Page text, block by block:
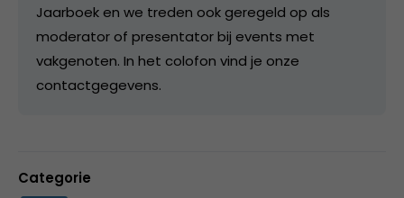
Jaarboek en we treden ook geregeld op als
moderator of presentator bij events met
vakgenoten. In het colofon vind je onze
contactgegevens.
Categorie